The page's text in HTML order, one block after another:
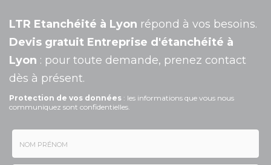
LTR Etanchéité à Lyon répond à vos besoins.
Devis gratuit Entreprise d'étanchéité à
Lyon : pour toute demande, prenez contact
dès à présent.
Protection de vos données : les informations que vous nous
communiquez sont confidentielles.